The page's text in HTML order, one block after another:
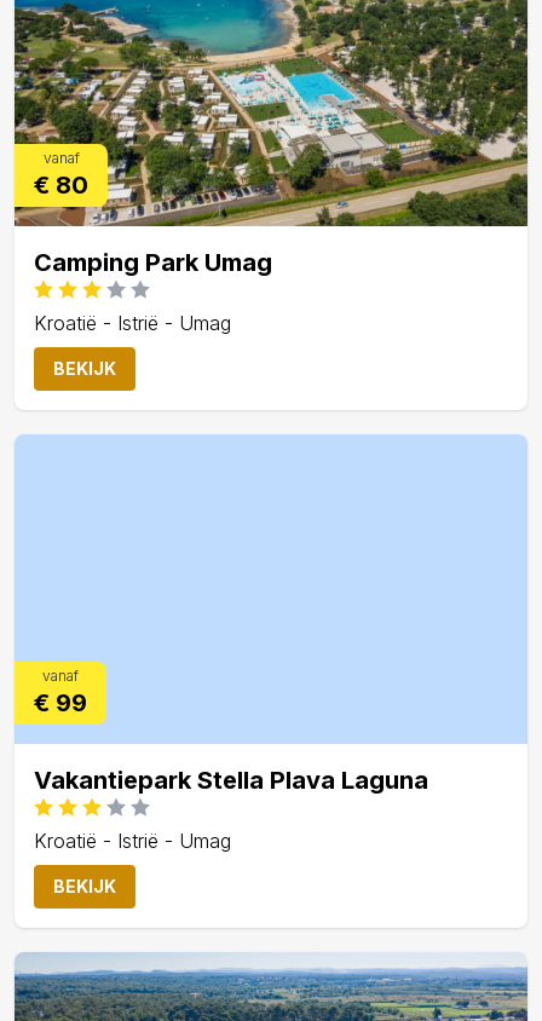
vanaf
€ 80
Camping Park Umag
Kroatië - Istrië - Umag
BEKIJK
vanaf
€ 99
Vakantiepark Stella Plava Laguna
Kroatië - Istrië - Umag
BEKIJK